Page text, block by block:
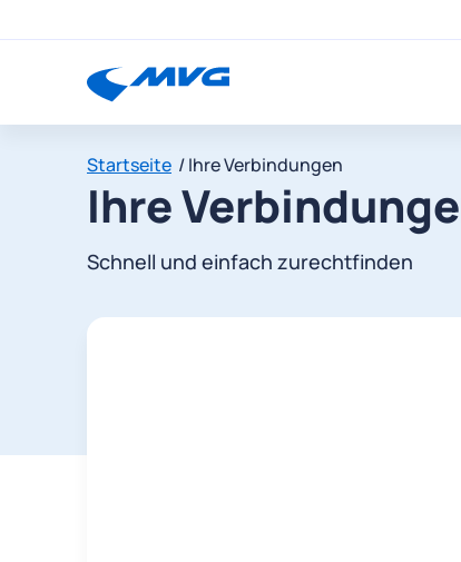
Startseite Ihre Verbindungen
Ihre
Schnell und einfach zurechtfinden